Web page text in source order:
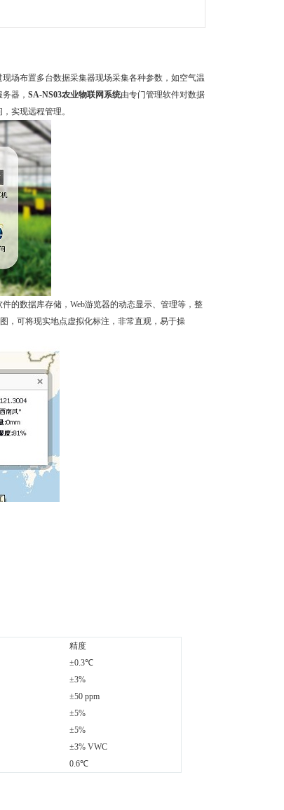
场布置多台数据采集器现场采集各种参数，如空气温
器， SA-NS03农业物联网系统由专门管理软件对数据
实现远程管理。
的数据库存储，Web游览器的动态显示、管理等，整
，可将现实地点虚拟化标注，非常直观，易于操
精度
±0.3℃
±3%
±50 ppm
±5%
±5%
±3% VWC
0.6℃